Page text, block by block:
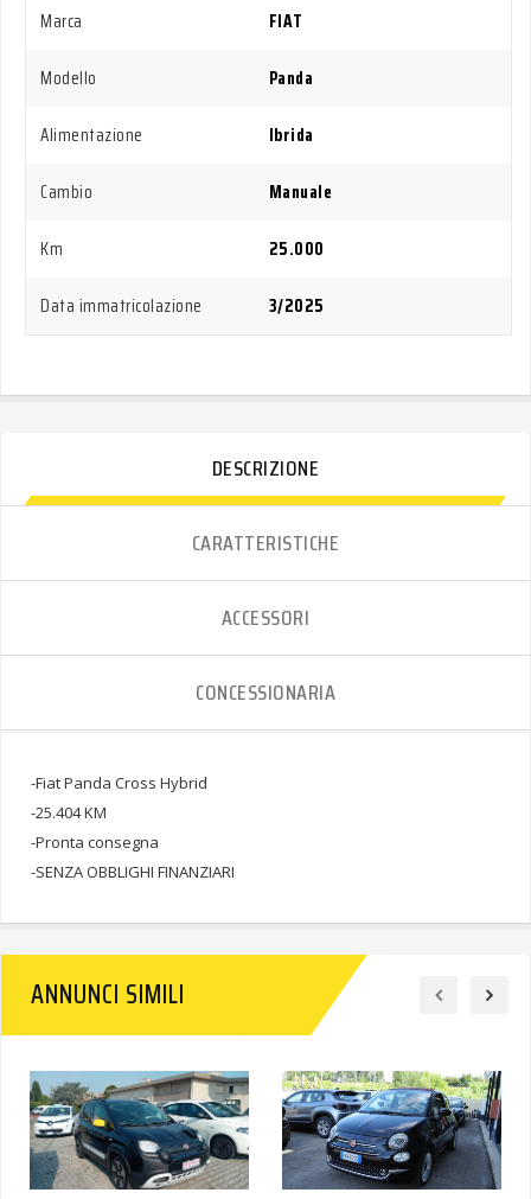
Marca
FIAT
Modello
Panda
Alimentazione
Ibrida
Cambio
Manuale
Km
25.000
Data immatricolazione
3/2025
DESCRIZIONE
CARATTERISTICHE
ACCESSORI
CONCESSIONARIA
-Fiat Panda Cross Hybrid
-25.404 KM
-Pronta consegna
-SENZA OBBLIGHI FINANZIARI
ANNUNCI SIMILI